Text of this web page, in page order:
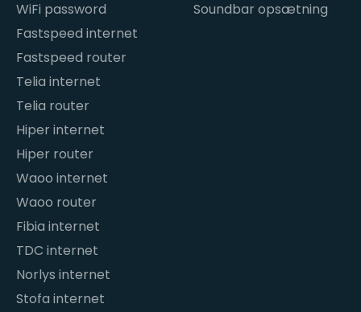
WiFi password
Fastspeed internet
Fastspeed router
Telia internet
Telia router
Hiper internet
Hiper router
Waoo internet
Waoo router
Fibia internet
TDC internet
Norlys internet
Stofa internet
Soundbar opsætning